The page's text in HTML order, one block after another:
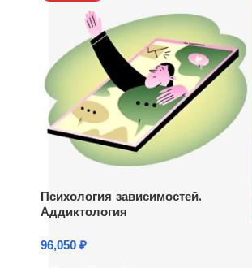
Психология зависимостей.
Аддиктология
96,050 ₽